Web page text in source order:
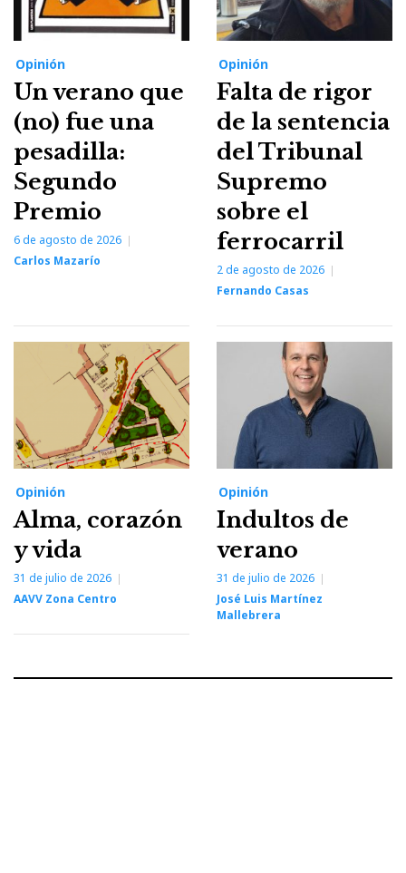
Opinión
Un verano que
(no) fue una
pesadilla:
Segundo
Premio
6 de agosto de 2026
Carlos Mazarío
Opinión
Falta de rigor
de la sentencia
del Tribunal
Supremo
sobre el
ferrocarril
2 de agosto de 2026
Fernando Casas
Opinión
Alma, corazón
y vida
31 de julio de 2026
AAVV Zona Centro
Opinión
Indultos de
verano
31 de julio de 2026
José Luis Martínez
Mallebrera